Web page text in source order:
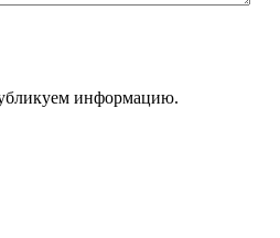
информацию.